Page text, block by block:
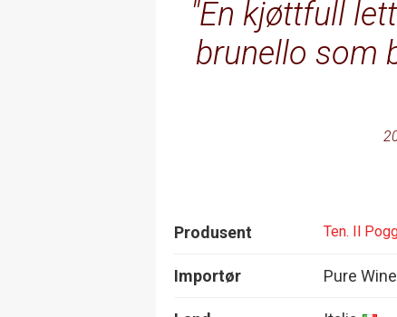
En kjøttfull
brunello som
Produsent Ten. Il
Importør Pure